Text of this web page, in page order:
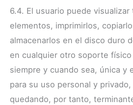
6.4. El usuario puede visualizar
elementos, imprimirlos,
almacenarlos en el disco duro
en cualquier otro soporte físico
siempre y cuando sea, única y
para su uso personal y privado,
quedando, por tanto,